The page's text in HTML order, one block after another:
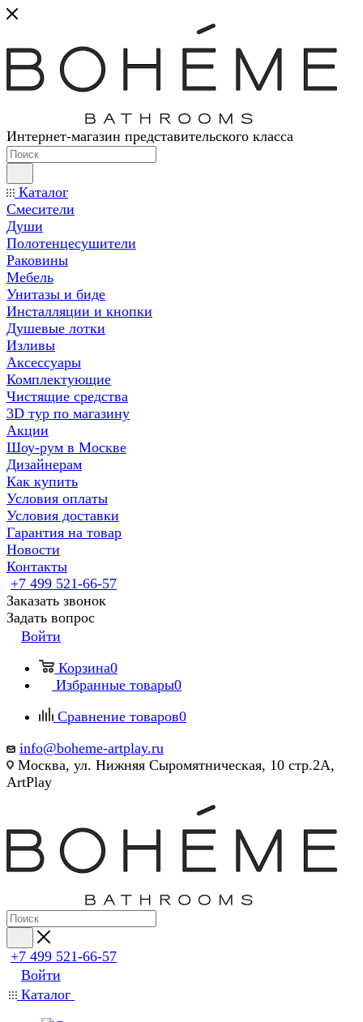
Интернет-магазин представительского класса
Каталог
Смесители
Души
Полотенцесушители
Раковины
Мебель
Унитазы и биде
Инсталляции и кнопки
Душевые лотки
Изливы
Аксессуары
Комплектующие
Чистящие средства
3D тур по магазину
Акции
Шоу-рум в Москве
Дизайнерам
Как купить
Условия оплаты
Условия доставки
Гарантия на товар
Новости
Контакты
+7 499 521-66-57
Заказать звонок
Задать вопрос
Войти
Корзина0
Избранные товары0
Сравнение товаров0
info@boheme-artplay.ru
Москва, ул. Нижняя Сыромятническая, 10 стр.2А,
ArtPlay
+7 499 521-66-57
Войти
Каталог